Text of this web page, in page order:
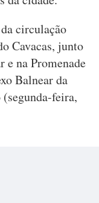
circulação
Cavacas, junto
e na Promenade
Balnear da
feira,